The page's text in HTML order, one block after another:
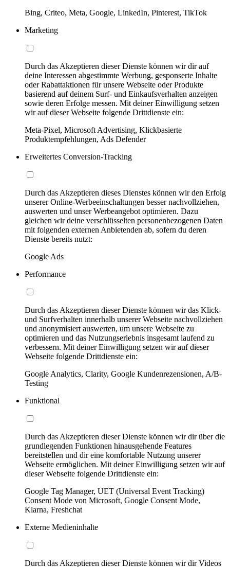
Bing, Criteo, Meta, Google, LinkedIn, Pinterest, TikTok
Marketing
Durch das Akzeptieren dieser Dienste können wir dir auf
deine Interessen abgestimmte Werbung, gesponserte Inhalte
oder Rabattaktionen für unsere Webseite oder Produkte
basierend auf deinem Surf- und Einkaufsverhalten anzeigen
sowie deren Erfolge messen. Mit deiner Einwilligung setzen
wir auf dieser Webseite folgende Drittdienste ein:
Meta-Pixel, Microsoft Advertising, Klickbasierte
Produktempfehlungen, Ads Defender
Erweitertes Conversion-Tracking
Durch das Akzeptieren dieses Dienstes können wir den Erfolg
unserer Online-Werbeeinschaltungen besser nachvollziehen,
auswerten und unser Werbeangebot optimieren. Dazu
gleichen wir deine verschlüsselten personenbezogenen Daten
mit folgenden externen Anbietenden ab, sofern du deren
Dienste bereits nutzt:
Google Ads
Performance
Durch das Akzeptieren dieser Dienste können wir das Klick-
und Surfverhalten innerhalb unserer Webseite nachvollziehen
und anonymisiert auswerten, um unsere Webseite zu
optimieren und das Nutzungserlebnis insgesamt laufend zu
verbessern. Mit deiner Einwilligung setzen wir auf dieser
Webseite folgende Drittdienste ein:
Google Analytics, Clarity, Google Kundenrezensionen, A/B-
Testing
Funktional
Durch das Akzeptieren dieser Dienste können wir dir über die
grundlegenden Funktionen hinausgehende Features
bereitstellen und dir eine komfortable Nutzung unserer
Webseite ermöglichen. Mit deiner Einwilligung setzen wir auf
dieser Webseite folgende Drittdienste ein:
Google Tag Manager, UET (Universal Event Tracking)
Consent Mode von Microsoft, Google Consent Mode,
Klarna, Freshchat
Externe Medieninhalte
Durch das Akzeptieren dieser Dienste können wir dir Videos